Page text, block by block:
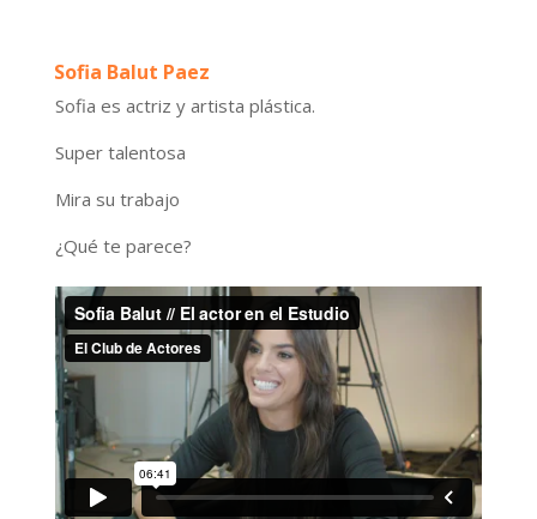
Sofia Balut Paez
Sofia es actriz y artista plástica.
Super talentosa
Mira su trabajo
¿Qué te parece?